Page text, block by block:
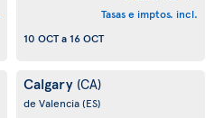
Tasas e imptos. incl.
10 OCTa 16 OCT
Calgary (CA)
de Valencia(ES)